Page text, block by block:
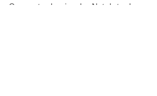
Que esta Igreja de Natal tenha a